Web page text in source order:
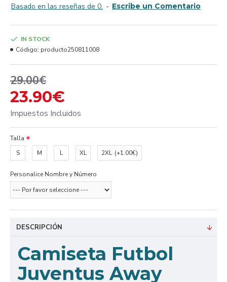
Basado en las reseñas de 0. - Escribe un Comentario
23.90€
29.00€
Impuestos Incluidos
IN STOCK
Código: producto250811008
Talla
S
M L XL 2XL (+1.00€)
Personalice Nombre y Número
DESCRIPCIÓN
Camiseta Futbol
Juventus Away